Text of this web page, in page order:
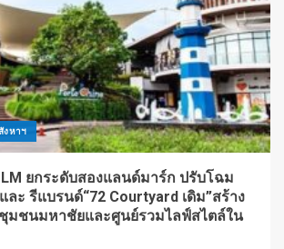
งหาฯ
ยกระดับสองแลนด์มาร์ก ปรับโฉม
ละ รีแบรนด์“72 Courtyard เดิม”สร้าง
มชนมหาชัยและศูนย์รวมไลฟ์สไตล์ใน